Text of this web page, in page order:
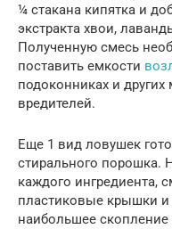
¼ стакана кипятка и
экстракта хвои,
Полученную смесь
поставить емкости
подоконниках и
вредителей.
Еще 1 вид ловушек
стирального порошка.
каждого ингредиента,
пластиковые крышки и
наибольшее